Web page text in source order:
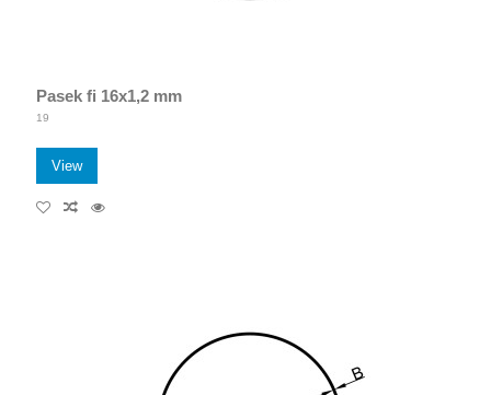
Pasek fi 16x1,2 mm
19
View